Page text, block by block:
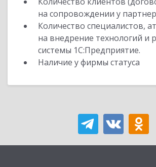
на сопровождении у
Количество специалистов,
на внедрение технологий и
системы 1С:Предприятие.
Наличие у фирмы статуса